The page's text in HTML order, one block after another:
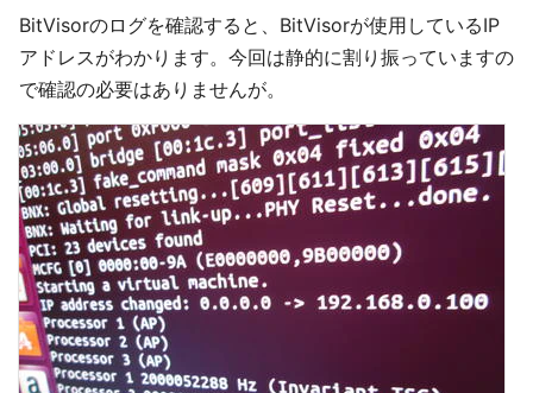
BitVisorのログを確認すると、BitVisorが使用しているIP
アドレスがわかります。今回は静的に割り振っていますの
で確認の必要はありませんが。